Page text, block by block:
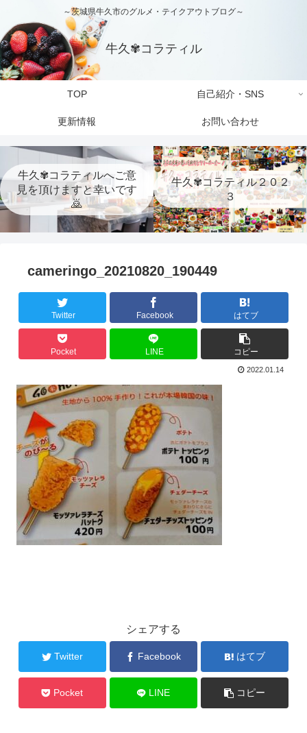
～茨城県牛久市のグルメ・テイクアウトブログ～
牛久✾コラティル
TOP 自己紹介・SNS
更新情報 お問い合わせ
牛久✾コラティルへご意
見を頂けますと幸いです
🙇
牛久✾コラティル２０２
３
cameringo_20210820_190449
Twitter Facebook はてブ
Pocket LINE コピー
2022.01.14
シェアする
Twitter Facebook はてブ
Pocket LINE コピー